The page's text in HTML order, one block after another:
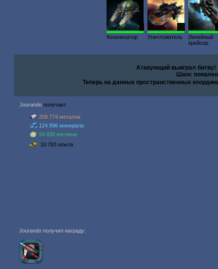
Колонизатор
Уничтожитель
Линейный
крейсер
Атакующий выиграл
Шанс
Теперь на данных пространственных
Jourando получает
258 774 металла
124 896 минерала
54 830 веспена
10 783 опыта
Jourando получил награду: